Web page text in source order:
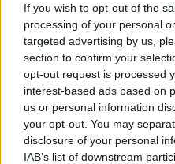
If you wish to opt-out of the
processing of your personal
targeted advertising by us,
section to confirm your
opt-out request is processed
interest-based ads based on
us or personal information
your opt-out. You may
disclosure of your personal
IAB’s list of downstream
BKV figyelő.hu• 2008. augusztus 14.
Kedden rátaláltam egy
nevezetességeit gyűjtik
bemutatni azt, mit lát
útvonalról, és a Budai
megnézik a belvárost,
Néhány képet…